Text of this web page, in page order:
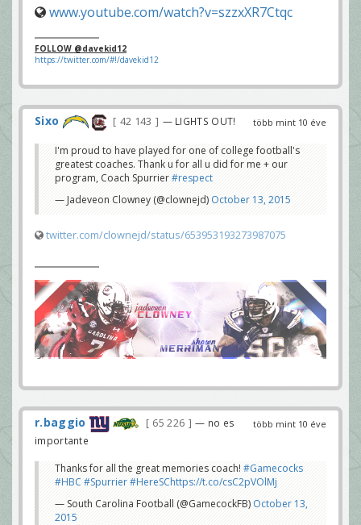
www.youtube.com/watch?v=szzxXR7Ctqc
FOLLOW @davekid12
https://twitter.com/#!/davekid12
több mint 10 éve
Sixo 42 143 — LIGHTS OUT!
I'm proud to have played for one of college football's
greatest coaches. Thank u for all u did for me + our
program, Coach Spurrier#respect
— Jadeveon Clowney (@clownejd) October 13, 2015
twitter.com/clownejd/status/653953193273987075
több mint 10 éve
r.baggio 65 226
— no es
importante
Thanks for all the great memories coach! #Gamecocks
#HBC #Spurrier#HereSChttps://t.co/csC2pVOlMj
— South Carolina Football (@GamecockFB) October 13,
2015